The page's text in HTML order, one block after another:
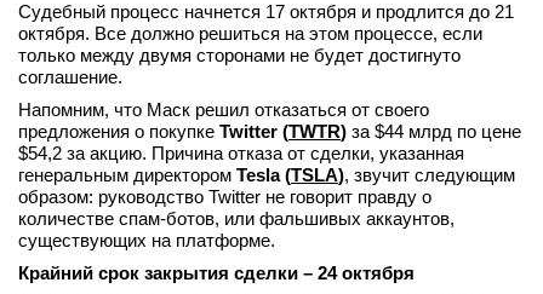
Интервью
вконтакте
телеграм
Стать автором
Вход
Судебный процесс начнется 17 октября и продлится до 21
октября. Все должно решиться на этом процессе, если
только между двумя сторонами не будет достигнуто
соглашение.
Напомним, что Маск решил отказаться от своего
предложения о покупке Twitter (TWTR) за $44 млрд по цене
$54,2 за акцию. Причина отказа от сделки, указанная
генеральным директором Tesla (TSLA), звучит следующим
образом: руководство Twitter не говорит правду о
количестве спам-ботов, или фальшивых аккаунтов,
существующих на платформе.
Крайний срок закрытия сделки – 24 октября